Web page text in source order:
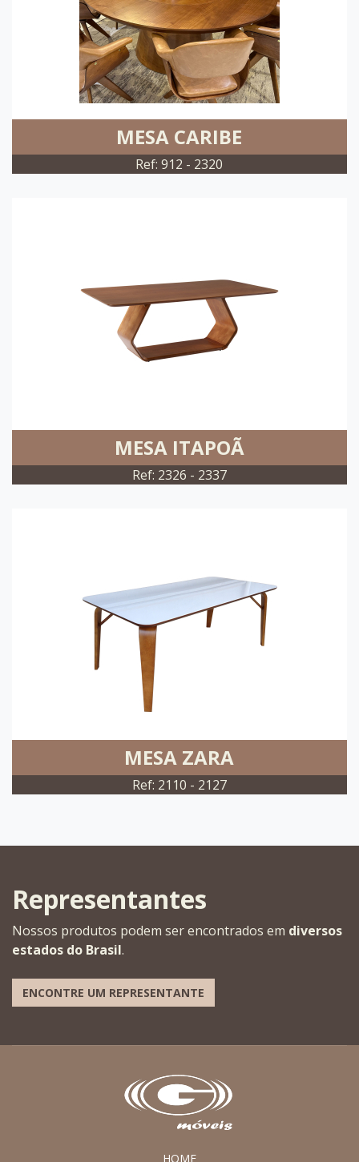
MESA CARIBE
Ref: 912 - 2320
MESA ITAPOÃ
Ref: 2326 - 2337
MESA ZARA
Ref: 2110 - 2127
Representantes
Nossos produtos podem ser encontrados em diversos
estados do Brasil.
ENCONTRE UM REPRESENTANTE
HOME